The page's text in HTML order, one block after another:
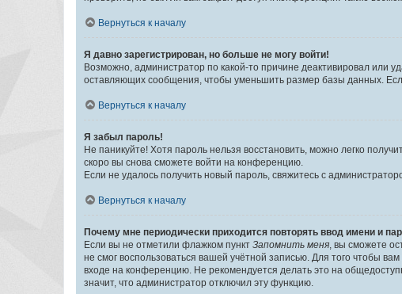
Вернуться к началу
Я давно зарегистрирован, но больше не могу войти!
Возможно, администратор по какой-то причине деактивировал или
оставляющих сообщения, чтобы уменьшить размер базы данных.
Вернуться к началу
Я забыл пароль!
Не паникуйте! Хотя пароль нельзя восстановить, можно легко
скоро вы снова сможете войти на конференцию.
Если не удалось получить новый пароль, свяжитесь с
Вернуться к началу
Почему мне периодически приходится повторять ввод имени и
Если вы не отметили флажком пункт Запомнить меня , вы сможете
не смог воспользоваться вашей учётной записью. Для того чтобы
входе на конференцию. Не рекомендуется делать это на
значит, что администратор отключил эту функцию.